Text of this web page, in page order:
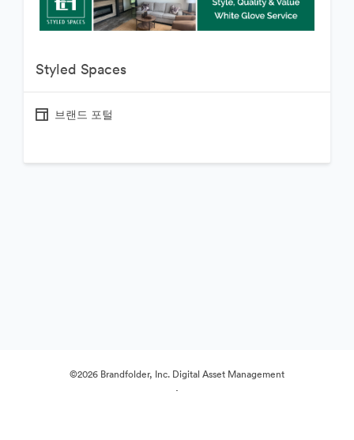
Styled Spaces
브랜드 포털
©2026 Brandfolder, Inc. Digital Asset Management
·